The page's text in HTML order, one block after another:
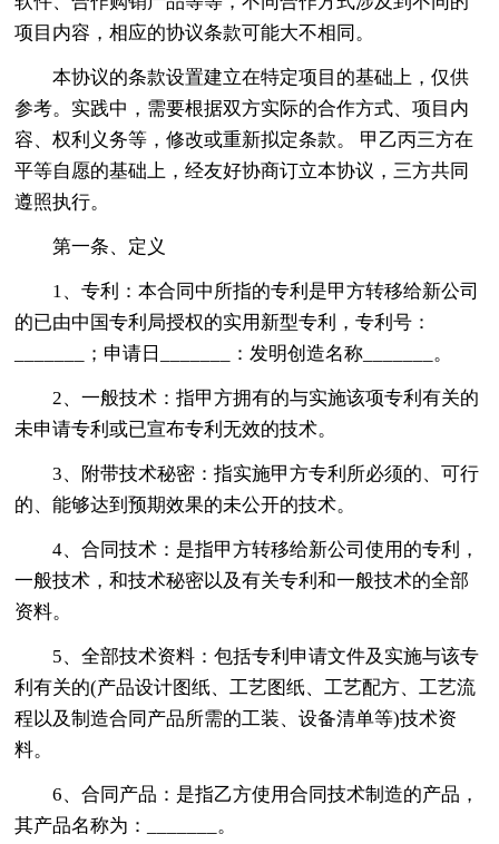
项目内容，相应的协议条款可能大不相同。
本协议的条款设置建立在特定项目的基础上，仅供
参考。实践中，需要根据双方实际的合作方式、项目内
容、权利义务等，修改或重新拟定条款。 甲乙丙三方在
平等自愿的基础上，经友好协商订立本协议，三方共同
遵照执行。
第一条、定义
1、专利：本合同中所指的专利是甲方转移给新公司
的已由中国专利局授权的实用新型专利，专利号：
_______；申请日_______：发明创造名称_______。
2、一般技术：指甲方拥有的与实施该项专利有关的
未申请专利或已宣布专利无效的技术。
3、附带技术秘密：指实施甲方专利所必须的、可行
的、能够达到预期效果的未公开的技术。
4、合同技术：是指甲方转移给新公司使用的专利，
一般技术，和技术秘密以及有关专利和一般技术的全部
资料。
5、全部技术资料：包括专利申请文件及实施与该专
利有关的(产品设计图纸、工艺图纸、工艺配方、工艺流
程以及制造合同产品所需的工装、设备清单等)技术资
料。
6、合同产品：是指乙方使用合同技术制造的产品，
其产品名称为：_______。